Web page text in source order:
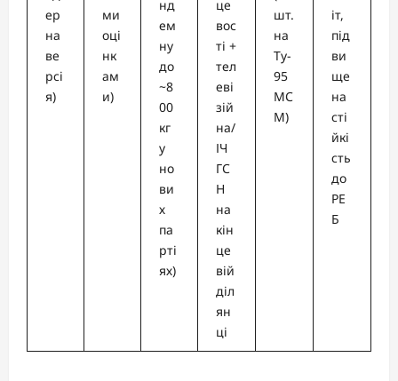
ер
на
ве
рсі
я)
ми
оці
нк
ам
и)
нд
ем
ну
до
~8
00
кг
у
но
ви
х
па
рті
ях)
це
вос
ті +
тел
еві
зій
на/
ІЧ
ГС
Н
на
кін
це
вій
діл
ян
ці
шт.
на
Ту-
95
МС
М)
іт,
під
ви
ще
на
сті
йкі
сть
до
РЕ
Б